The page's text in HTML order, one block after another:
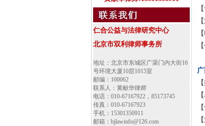
仁合公益与法律研究中心
北京市双利律师事务所
地址：北京市东城区广渠门内大街16
号环境大厦10层1015室
邮编：100062
联系人：黄献华律师
电话：010-67167922，85173745
传真：010-67167923
手机：15301350911
邮箱：bjlawinfo@126.com